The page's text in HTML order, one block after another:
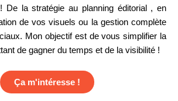
De la stratégie au planning éditorial , en
de vos visuels ou la gestion complète
Mon objectif est de vous simplifier la
de gagner du temps et de la visibilité !
Ça m'intéresse !